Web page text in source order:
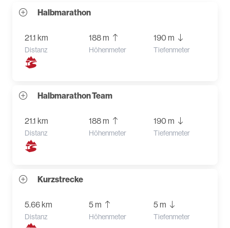
Halbmarathon
21.1 km
Distanz
188 m
Höhenmeter
190 m
Tiefenmeter
Halbmarathon Team
21.1 km
Distanz
188 m
Höhenmeter
190 m
Tiefenmeter
Kurzstrecke
5.66 km
Distanz
5 m
Höhenmeter
5 m
Tiefenmeter